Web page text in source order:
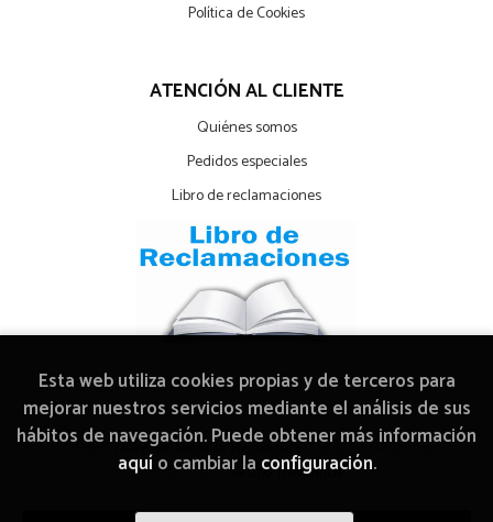
Política de Cookies
ATENCIÓN AL CLIENTE
Quiénes somos
Pedidos especiales
Libro de reclamaciones
2026 ©Librería Arcadia Mediática. Todos los Derechos
Reservados |Grupo Trevenque
Esta web utiliza cookies propias y de terceros para
mejorar nuestros servicios mediante el análisis de sus
hábitos de navegación. Puede obtener más información
aquío cambiar la configuración.